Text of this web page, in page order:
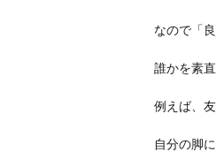
る
う
に
る
なので「
誰かを素
例えば、
自分の脚